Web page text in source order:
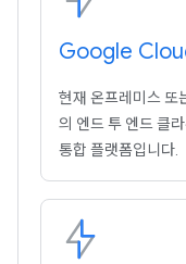
Google
현재 온프레미스 또
의 엔드 투 엔드 클
통합 플랫폼입니다.